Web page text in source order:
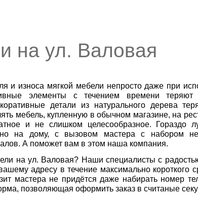
на ул. Валовая
и износа мягкой мебели непросто даже при
элементы с течением времени теряют
детали из натурального дерева
мебель, купленную в обычном магазине, на
и не слишком целесообразное. Гораздо
на дому, с вызовом мастера с набором
А поможет вам в этом наша компания.
на ул. Валовая? Наши специалисты с
адресу в течение максимально короткого
мастера не придётся даже набирать номер
позволяющая оформить заказ в считаные